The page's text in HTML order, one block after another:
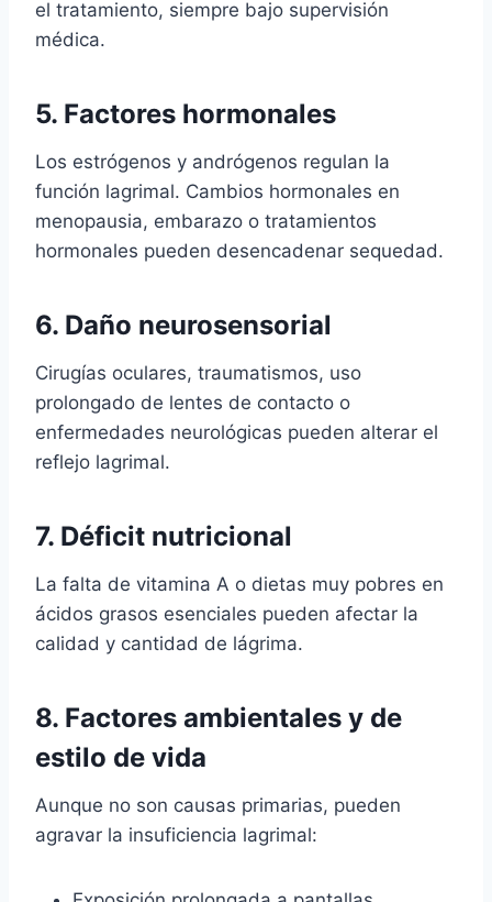
el tratamiento, siempre bajo supervisión
médica.
5. Factores hormonales
Los estrógenos y andrógenos regulan la
función lagrimal. Cambios hormonales en
menopausia, embarazo o tratamientos
hormonales pueden desencadenar sequedad.
6. Daño neurosensorial
Cirugías oculares, traumatismos, uso
prolongado de lentes de contacto o
enfermedades neurológicas pueden alterar el
reflejo lagrimal.
7. Déficit nutricional
La falta de vitamina A o dietas muy pobres en
ácidos grasos esenciales pueden afectar la
calidad y cantidad de lágrima.
8. Factores ambientales y de
estilo de vida
Aunque no son causas primarias, pueden
agravar la insuficiencia lagrimal: